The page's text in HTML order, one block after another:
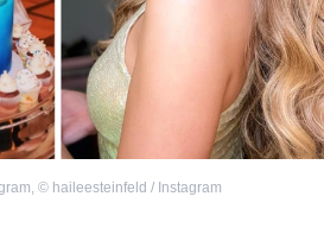
, © haileesteinfeld / Instagram